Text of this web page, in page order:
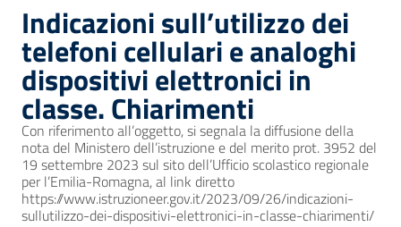
Indicazioni sull’utilizzo dei
telefoni cellulari e analoghi
dispositivi elettronici in
classe. Chiarimenti
Con riferimento all’oggetto, si segnala la diffusione della
nota del Ministero dell’istruzione e del merito prot. 3952 del
19 settembre 2023 sul sito dell’Ufficio scolastico regionale
per l’Emilia-Romagna, al link diretto
https://www.istruzioneer.gov.it/2023/09/26/indicazioni-
sullutilizzo-dei-dispositivi-elettronici-in-classe-chiarimenti/